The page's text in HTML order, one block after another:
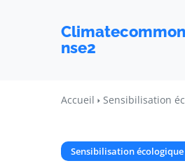
nse2
Accueil Sensibilisation
Sensibilisation écologique